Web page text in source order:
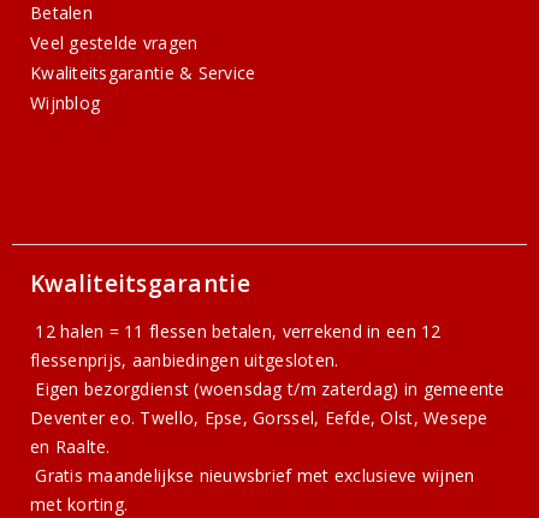
Betalen
Veel gestelde vragen
Kwaliteitsgarantie & Service
Wijnblog
Kwaliteitsgarantie
12 halen = 11 flessen betalen, verrekend in een 12
flessenprijs, aanbiedingen uitgesloten.
Eigen bezorgdienst (woensdag t/m zaterdag) in gemeente
Deventer eo. Twello, Epse, Gorssel, Eefde, Olst, Wesepe
en Raalte.
Gratismaandelijkse nieuwsbriefmet exclusieve wijnen
met korting.